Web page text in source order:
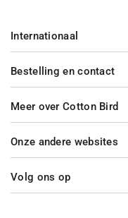
Bestelling en contact
Meer over Cotton Bird
Internationaal
Onze andere websites
Volg ons op